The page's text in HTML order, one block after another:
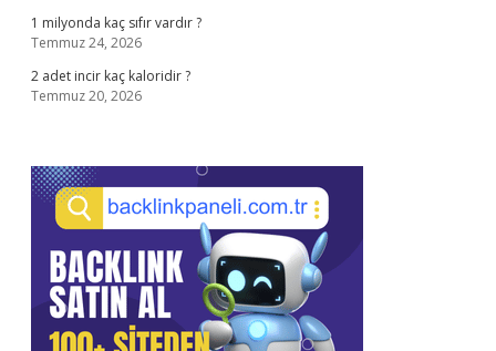
1 milyonda kaç sıfır vardır ?
Temmuz 24, 2026
2 adet incir kaç kaloridir ?
Temmuz 20, 2026